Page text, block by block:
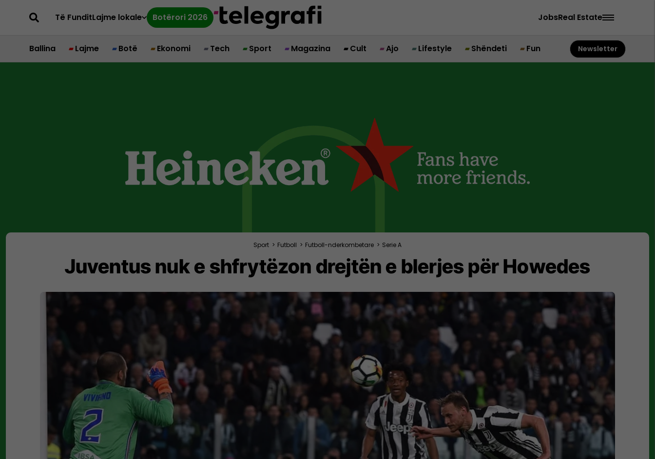
Të FunditLajme lokale Botërori 2026 JobsReal Estate
Ballina Lajme Botë Ekonomi Tech Sport Magazina Cult Ajo Lifestyle Shëndeti Fun Newsletter
Sport > Futboll > Futboll-nderkombetare > Serie A
Juventus nuk e shfrytëzon drejtën e blerjes për Howedes